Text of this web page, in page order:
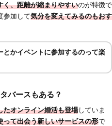
く、距離が縮まりやすいのが特徴で
参加して気分を変えてみるのもおす
とかイベントに参加するのって楽
バースもある？
たオンライン婚活も登場していま
って出会う新しいサービスの形で